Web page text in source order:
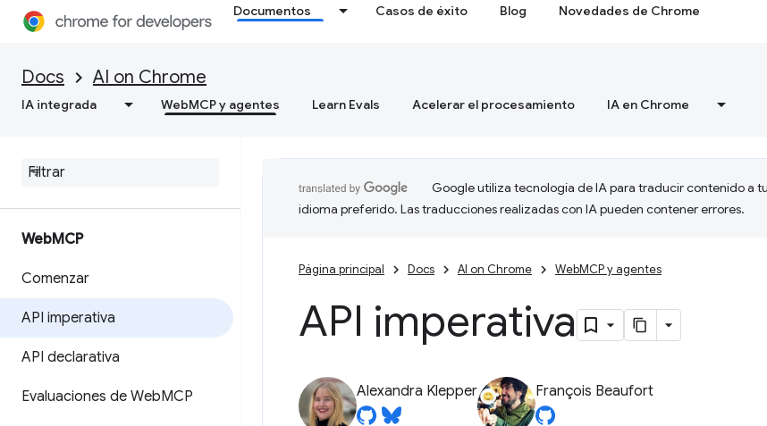
Documentos Casos de éxito Blog Novedades de Chrome
Docs AI on Chrome
IA integrada WebMCP y agentes Learn Evals Acelerar el procesamiento IA en Chrome
WebMCP
Comenzar
API imperativa
API declarativa
Evaluaciones de WebMCP
Google utiliza tecnología de IA para traducir contenido a tu
idioma preferido. Las traducciones realizadas con IA pueden contener errores.
Página principal Docs AI on Chrome WebMCP y agentes
API imperativa
Alexandra Klepper François Beaufort